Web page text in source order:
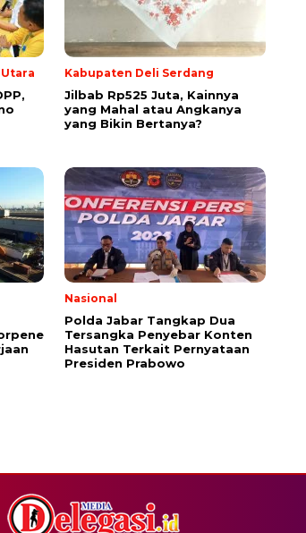
Kabupaten Deli Serdang
Jilbab Rp525 Juta, Kainnya
yang Mahal atau Angkanya
yang Bikin Bertanya?
Nasional
Polda Jabar Tangkap Dua
Tersangka Penyebar Konten
Hasutan Terkait Pernyataan
Presiden Prabowo